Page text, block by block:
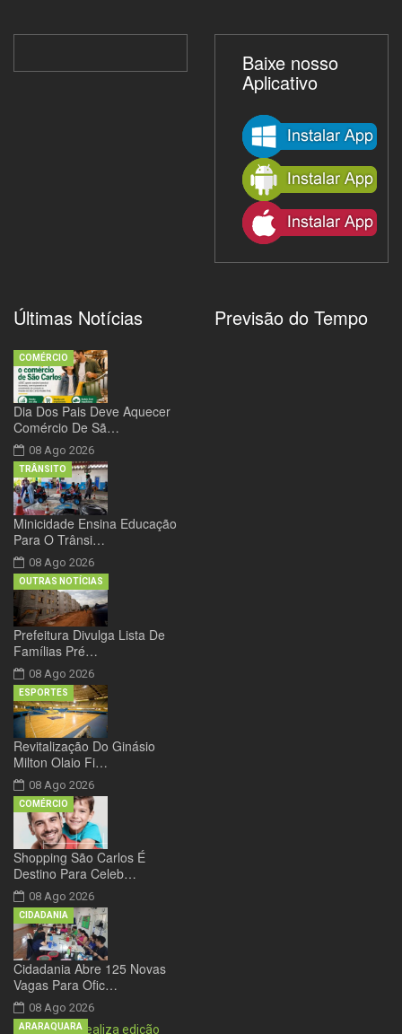
Baixe nosso
Aplicativo
Últimas Notícias
Dia Dos Pais Deve Aquecer
Comércio De Sã…
08 Ago 2026
COMÉRCIO
Minicidade Ensina Educação
Para O Trânsi…
08 Ago 2026
TRÂNSITO
Prefeitura Divulga Lista De
Famílias Pré…
08 Ago 2026
OUTRAS NOTÍCIAS
Revitalização Do Ginásio
Milton Olaio Fi…
08 Ago 2026
ESPORTES
Shopping São Carlos É
Destino Para Celeb…
08 Ago 2026
COMÉRCIO
Cidadania Abre 125 Novas
Vagas Para Ofic…
08 Ago 2026
CIDADANIA
ARARAQUARA
Previsão do Tempo